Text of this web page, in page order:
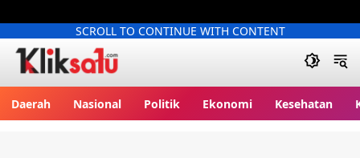
SCROLL TO CONTINUE WITH CONTENT
Daerah Nasional Politik Ekonomi Kesehatan